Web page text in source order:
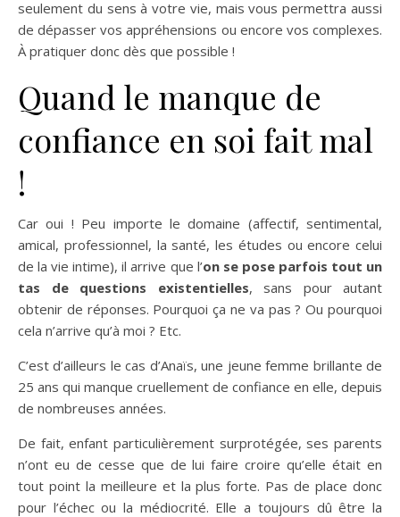
seulement du sens à votre vie, mais vous permettra aussi
de dépasser vos appréhensions ou encore vos complexes.
À pratiquer donc dès que possible !
Quand le manque de
confiance en soi fait mal
!
Car oui ! Peu importe le domaine (affectif, sentimental,
amical, professionnel, la santé, les études ou encore celui
de la vie intime), il arrive que l’on se pose parfois tout un
tas de questions existentielles, sans pour autant
obtenir de réponses. Pourquoi ça ne va pas ? Ou pourquoi
cela n’arrive qu’à moi ? Etc.
C’est d’ailleurs le cas d’Anaïs, une jeune femme brillante de
25 ans qui manque cruellement de confiance en elle, depuis
de nombreuses années.
De fait, enfant particulièrement surprotégée, ses parents
n’ont eu de cesse que de lui faire croire qu’elle était en
tout point la meilleure et la plus forte. Pas de place donc
pour l’échec ou la médiocrité. Elle a toujours dû être la